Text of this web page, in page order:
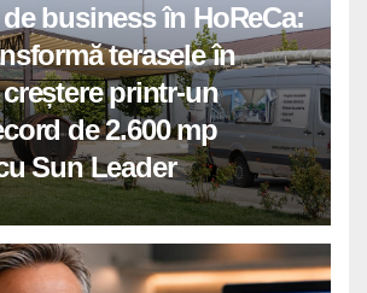
business în HoReCa:
terasele în
printr-un
de 2.600 mp
Sun Leader